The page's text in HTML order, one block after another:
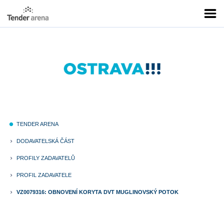
fiber_manual_record TENDER ARENA
keyboard_arrow_right DODAVATELSKÁ ČÁST
keyboard_arrow_right PROFILY ZADAVATELŮ
keyboard_arrow_right PROFIL ZADAVATELE
keyboard_arrow_right VZ0079316: OBNOVENÍ KORYTA DVT MUGLINOVSKÝ POTOK